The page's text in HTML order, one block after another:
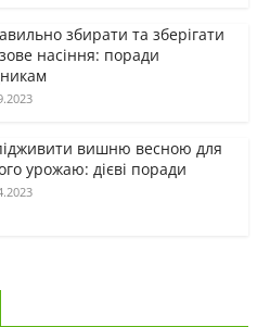
збирати та зберігати
насіння: поради
вишню весною для
урожаю: дієві поради